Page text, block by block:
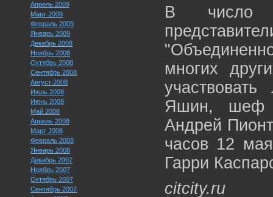
Апрель 2009
Март 2009
Февраль 2009
Январь 2009
Декабрь 2008
Ноябрь 2008
Октябрь 2008
Сентябрь 2008
Август 2008
Июль 2008
Июнь 2008
Май 2008
Апрель 2008
Март 2008
Февраль 2008
Январь 2008
Декабрь 2007
Ноябрь 2007
Октябрь 2007
Сентябрь 2007
В число
многих
Яшин, шеф
Андрей
часов 12
Гарри
citcity.ru